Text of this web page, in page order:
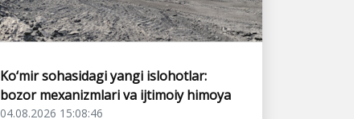
Ko‘mir sohasidagi yangi islohotlar:
bozor mexanizmlari va ijtimoiy himoya
04.08.2026 15:08:46